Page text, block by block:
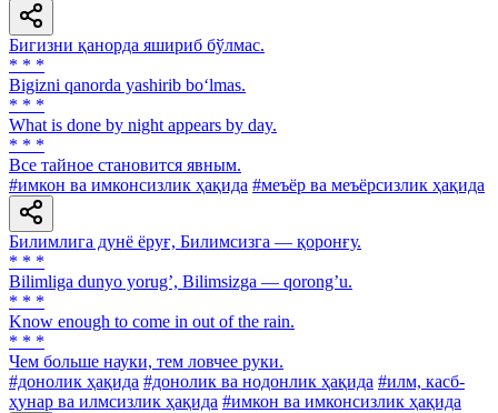
Бигизни қанорда яшириб бўлмас.
* * *
Bigizni qanorda yashirib bo‘lmas.
* * *
What is done by night appears by day.
* * *
Все тайное становится явным.
#имкон ва имконсизлик ҳақида #меъёр ва меъёрсизлик ҳақида
Билимлига дунё ёруғ, Билимсизга — қоронғу.
* * *
Bilimliga dunyo yorugʼ, Bilimsizga — qorongʼu.
* * *
Know enough to come in out of the rain.
* * *
Чем больше науки, тем ловчее руки.
#донолик ҳақида #донолик ва нодонлик ҳақида #илм, касб-
ҳунар ва илмсизлик ҳақида #имкон ва имконсизлик ҳақида